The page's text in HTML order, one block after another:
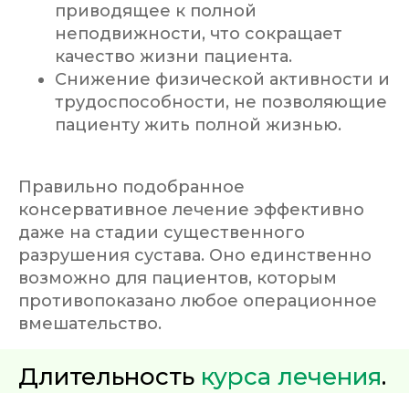
приводящее к полной
неподвижности, что сокращает
качество жизни пациента.
Снижение физической активности и
трудоспособности, не позволяющие
пациенту жить полной жизнью.
Правильно подобранное
консервативное лечение эффективно
даже на стадии существенного
разрушения сустава. Оно единственно
возможно для пациентов, которым
противопоказано любое операционное
вмешательство.
Длительность курса лечения.